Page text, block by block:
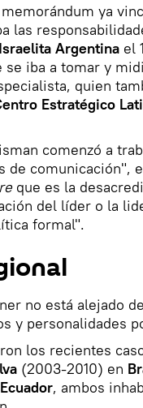
ya
las
Argentina el
iba a tomar y
quien
Estratégico
comenzó a
de comunicación",
que es la
del líder o la
formal".
no está alejado
y personalidades
los recientes
(2003-2010) en
Ecuador, ambos